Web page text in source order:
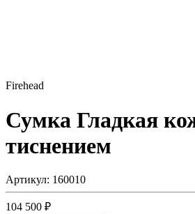
Firehead
Сумка Гладкая
тиснением
Артикул: 160010
104 500 ₽